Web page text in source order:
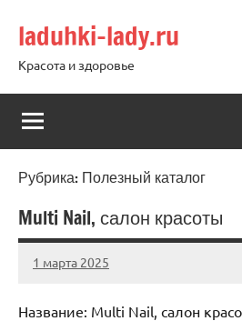
содержимому
laduhki-lady.ru
Красота и здоровье
Рубрика: Полезный каталог
Multi Nail, салон красоты
1 марта 2025
Anisa
Нет
Название: Multi Nail, салон